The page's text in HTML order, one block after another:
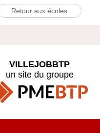
Retour aux écoles
VILLEJOBBTP
un site du groupe